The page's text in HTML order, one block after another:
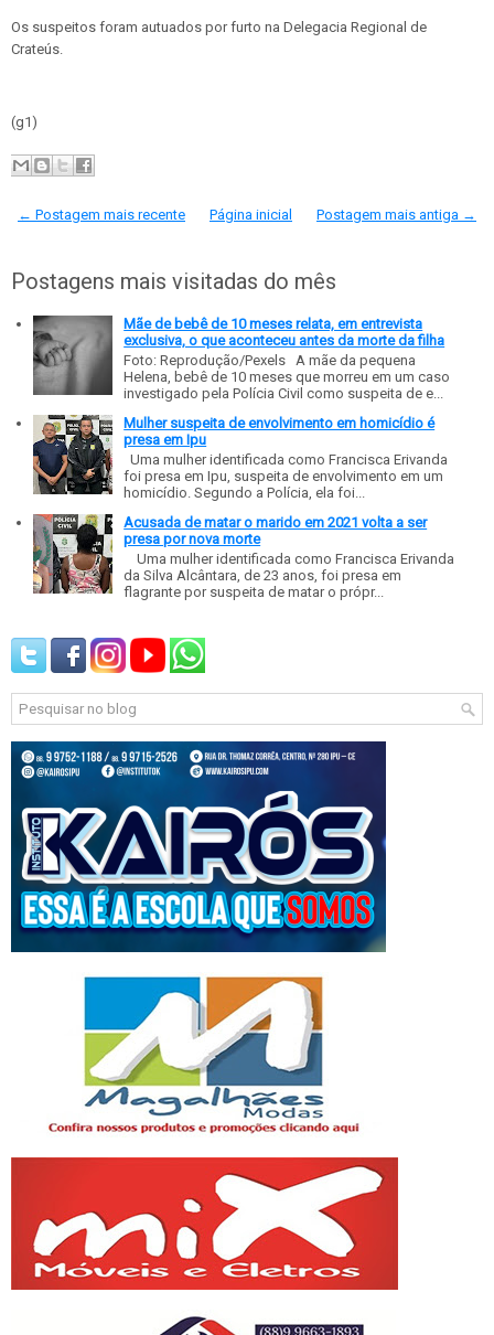
Os suspeitos foram autuados por furto na Delegacia Regional de
Crateús.
(g1)
← Postagem mais recente Postagem mais antiga →
Página inicial
Postagens mais visitadas do mês
Mãe de bebê de 10 meses relata, em entrevista
exclusiva, o que aconteceu antes da morte da filha
Foto: Reprodução/Pexels A mãe da pequena
Helena, bebê de 10 meses que morreu em um caso
investigado pela Polícia Civil como suspeita de e...
Mulher suspeita de envolvimento em homicídio é
presa em Ipu
Uma mulher identificada como Francisca Erivanda
foi presa em Ipu, suspeita de envolvimento em um
homicídio. Segundo a Polícia, ela foi...
Acusada de matar o marido em 2021 volta a ser
presa por nova morte
Uma mulher identificada como Francisca Erivanda
da Silva Alcântara, de 23 anos, foi presa em
flagrante por suspeita de matar o própr...